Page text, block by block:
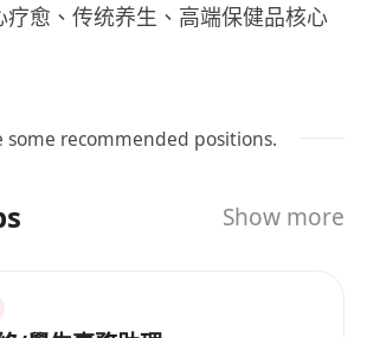
疗愈、传统养生、高端保健品核心
TOC双渠道高端客群开发与运
、精准转化、私域运营、老客复
资源，撬动门店高阶业绩增量，统
健品等核心项目，制定高净值客群
some recommended positions.
Show more